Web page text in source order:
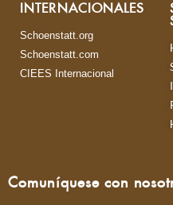
INTERNACIONALES
Schoenstatt.org
Schoenstatt.com
CIEES Internacional
Comuníquese con